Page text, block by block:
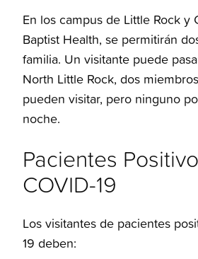
En los campus de Little Rock y
Baptist Health, se permitirán
familia. Un visitante puede
North Little Rock, dos
pueden visitar, pero ninguno
noche.
Pacientes
COVID-19
Los visitantes de pacientes
19 deben: